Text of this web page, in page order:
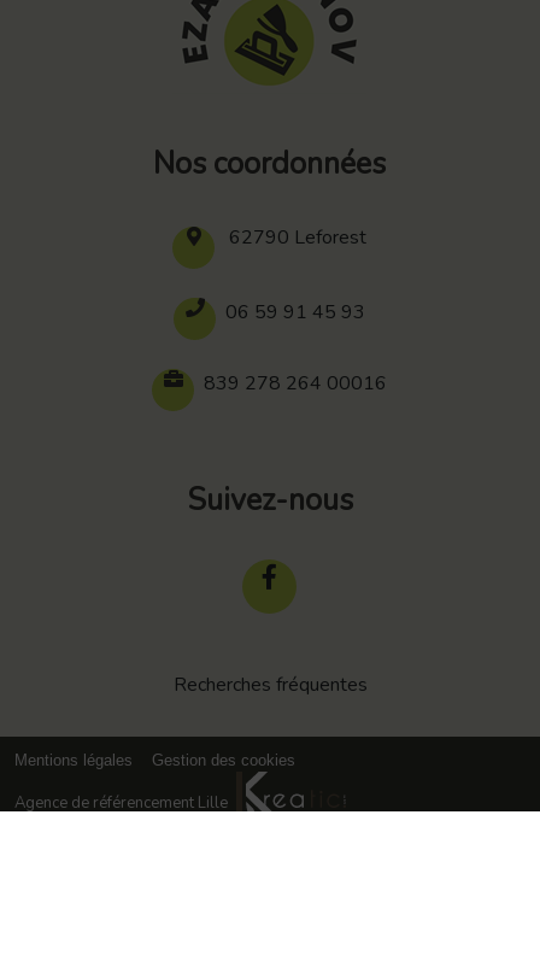
Nos coordonnées
62790 Leforest
06 59 91 45 93
839 278 264 00016
Suivez-nous
Recherches fréquentes
Mentions légales Gestion des cookies
Agence de référencement Lille